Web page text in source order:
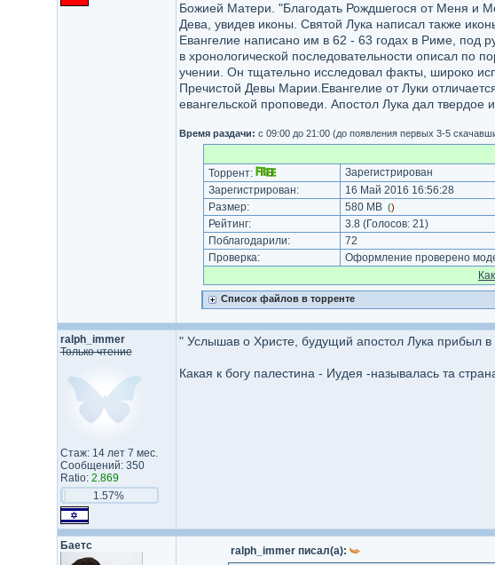
Божией Матери. "Благодать Рождшегося от Меня и
Дева, увидев иконы. Святой Лука написал также
Евангелие написано им в 62 - 63 годах в Риме, под
в хронологической последовательности описал по
учении. Он тщательно исследовал факты, широко
Пречистой Девы Марии.Евангелие от Луки
евангельской проповеди. Апостол Лука дал твердое
Время раздачи: с 09:00 до 21:00 (до появления первых 3-5
Торрент:
Зарегистрирован
Зарегистрирован:
16 Май 2016 16:56:28
Размер:
580 MB ()
Рейтинг: 3.8 (Голосов: 21)
Поблагодарили:
72
Проверка:
Оформление проверено
Список файлов в торренте
ralph_immer
Только чтение
Стаж: 14 лет 7 мес.
Сообщений: 350
Ratio: 2.869
1.57%
" Услышав о Христе, будущий апостол Лука прибыл в
Какая к богу палестина - Иудея -называлась та
Баетс ralph_immer писал(а):